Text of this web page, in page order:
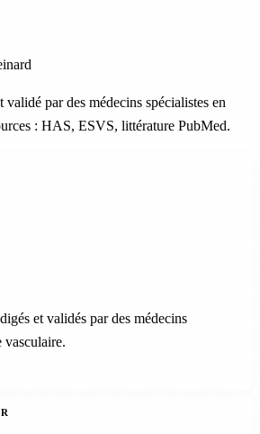
validé par des médecins spécialistes en
: HAS, ESVS, littérature PubMed.
et validés par des médecins
vasculaire.